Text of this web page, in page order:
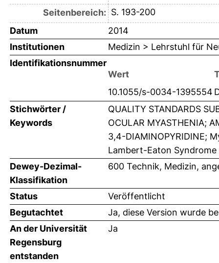
Seitenbereich: S. 193-200
Datum
2014
Institutionen
Medizin > Lehrstuhl für
Identifikationsnummer
Wert
10.1055/s-0034-1395554
Stichwörter /
Keywords
QUALITY STANDARDS
OCULAR MYASTHENIA;
3,4-DIAMINOPYRIDINE;
Lambert-Eaton Syndrome
Dewey-Dezimal-
Klassifikation
600 Technik, Medizin,
Status
Veröffentlicht
Begutachtet
Ja, diese Version wurde
An der Universität
Regensburg
entstanden
Ja